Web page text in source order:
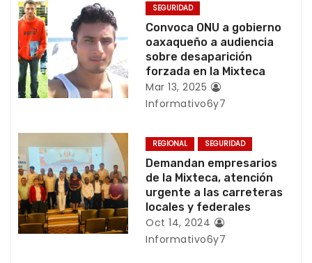
g
a
c
i
ó
n
d
e
SEGURIDAD
Convoca ONU a gobierno
oaxaqueño a audiencia
sobre desaparición
forzada en la Mixteca
Mar 13, 2025
Informativo6y7
REGIONAL SEGURIDAD
Demandan empresarios
de la Mixteca, atención
urgente a las carreteras
locales y federales
Oct 14, 2024
Informativo6y7